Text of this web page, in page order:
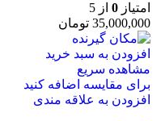
امتیاز 0 از 5
35,000,000 تومان
افزودن به سبد خرید
مشاهده سریع
برای مقایسه اضافه کنید
افزودن به علاقه مندی